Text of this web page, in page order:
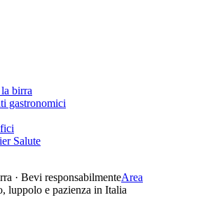
birra
gastronomici
Salute
· Bevi responsabilmenteArea
luppolo e pazienza in Italia